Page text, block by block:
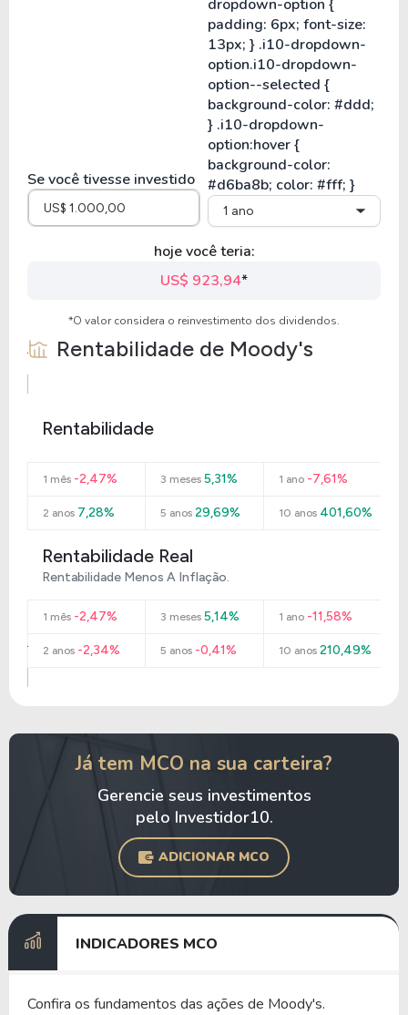
Se você tivesse investido
1 ano
hoje você teria:
US$ 923,94*
*O valor considera o reinvestimento dos dividendos.
Rentabilidade de Moody's
Rentabilidade
1 mês -2,47% 3 meses 5,31% 1 ano-7,61%
2 anos 7,28% 5 anos 29,69% 10 anos401,60%
Rentabilidade Real
Rentabilidade Menos A Inflação.
1 mês -2,47% 3 meses 5,14% 1 ano-11,58%
2 anos -2,34% 5 anos -0,41% 10 anos210,49%
Já tem MCO na sua carteira?
Gerencie seus investimentos
pelo Investidor10.
ADICIONAR MCO
INDICADORES MCO
Confira os fundamentos das ações de Moody's.